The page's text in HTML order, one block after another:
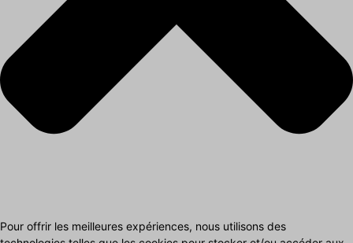
Pour offrir les meilleures expériences, nous utilisons des